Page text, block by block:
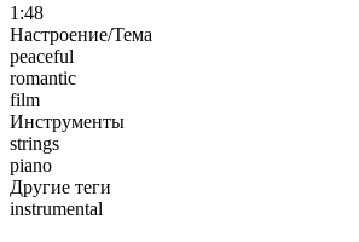
1:48
Настроение/Тема
peaceful
romantic
film
Инструменты
strings
piano
Другие теги
instrumental